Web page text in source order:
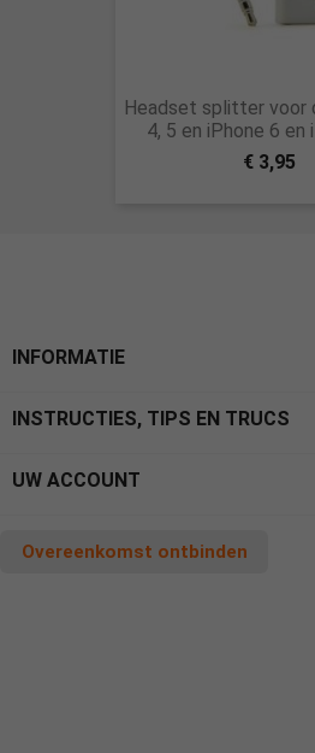
Headset splitter voor
4, 5 en iPhone 6 en
€ 3,95
INFORMATIE
INSTRUCTIES, TIPS EN TRUCS
UW ACCOUNT
Overeenkomst ontbinden